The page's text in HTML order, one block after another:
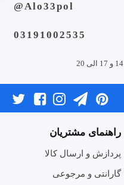
Alo33pol@
03191002535
راهنمای مشتریان
پردازش و ارسال کالا
گارانتی و مرجوعی